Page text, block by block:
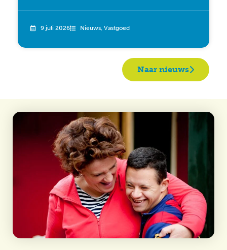
9 juli 2026 Nieuws, Vastgoed
Naar nieuws